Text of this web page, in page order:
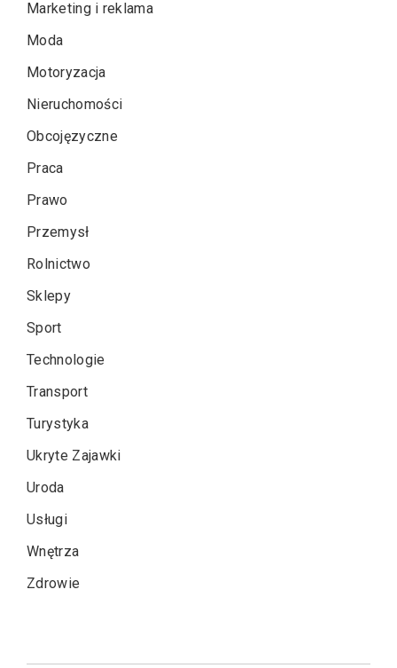
Marketing i reklama
Moda
Motoryzacja
Nieruchomości
Obcojęzyczne
Praca
Prawo
Przemysł
Rolnictwo
Sklepy
Sport
Technologie
Transport
Turystyka
Ukryte Zajawki
Uroda
Usługi
Wnętrza
Zdrowie